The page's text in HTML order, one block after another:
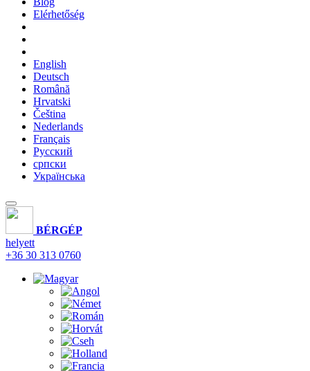
Elérhetőség
English
Deutsch
Română
Hrvatski
Čeština
Nederlands
Français
Русский
српски
Українська
BÉRGÉP
helyett
+36 30 313 0760